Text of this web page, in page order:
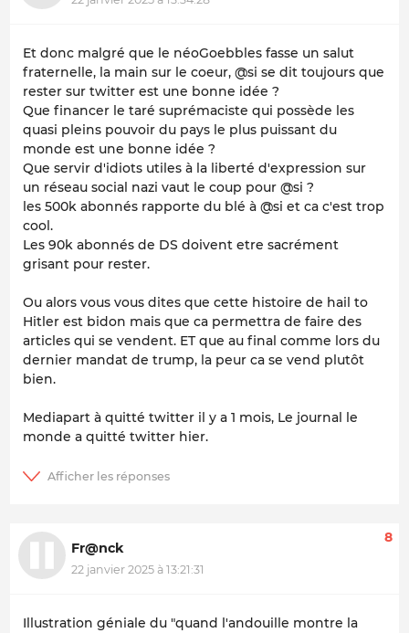
Et donc malgré que le néoGoebbles fasse un salut
fraternelle, la main sur le coeur, @si se dit toujours que
rester sur twitter est une bonne idée ?
Que financer le taré suprémaciste qui possède les
quasi pleins pouvoir du pays le plus puissant du
monde est une bonne idée ?
Que servir d'idiots utiles à la liberté d'expression sur
un réseau social nazi vaut le coup pour @si ?
les 500k abonnés rapporte du blé à @si et ca c'est trop
cool.
Les 90k abonnés de DS doivent etre sacrément
grisant pour rester.
Ou alors vous vous dites que cette histoire de hail to
Hitler est bidon mais que ca permettra de faire des
articles qui se vendent. ET que au final comme lors du
dernier mandat de trump, la peur ca se vend plutôt
bien.
Mediapart à quitté twitter il y a 1 mois, Le journal le
monde a quitté twitter hier.
Fr@nck
22 janvier 2025 à 13:21:31
8
Illustration géniale du "quand l'andouille montre la